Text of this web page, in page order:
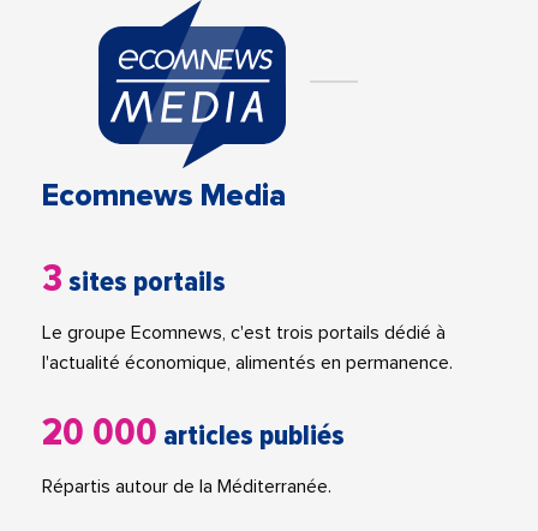
Ecomnews Media
3 sites portails
Le groupe Ecomnews, c'est trois portails dédié à
l'actualité économique, alimentés en permanence.
20 000 articles publiés
Répartis autour de la Méditerranée.